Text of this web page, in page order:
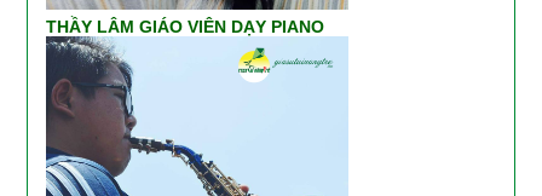
THẦY LÂM GIÁO VIÊN DẠY PIANO